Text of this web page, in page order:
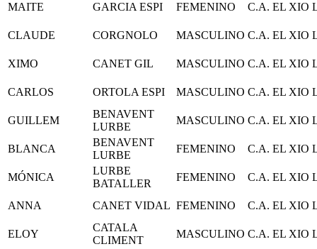
MAITE GARCIA ESPI FEMENINO C.A. EL XIO
CLAUDE CORGNOLO MASCULINO C.A. EL XIO
XIMO CANET GIL MASCULINO C.A. EL XIO
CARLOS ORTOLA ESPI MASCULINO C.A. EL XIO
GUILLEM
BENAVENT
LURBE
MASCULINO C.A. EL XIO
BLANCA
BENAVENT
LURBE
FEMENINO C.A. EL XIO
MÓNICA
LURBE
BATALLER
FEMENINO C.A. EL XIO
ANNA CANET VIDAL FEMENINO C.A. EL XIO
ELOY
CATALA
CLIMENT
MASCULINO C.A. EL XIO